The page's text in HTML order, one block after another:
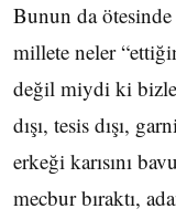
Bunun da
millete neler
değil miydi ki
dışı, tesis dışı,
erkeği karısını
mecbur bıraktı,